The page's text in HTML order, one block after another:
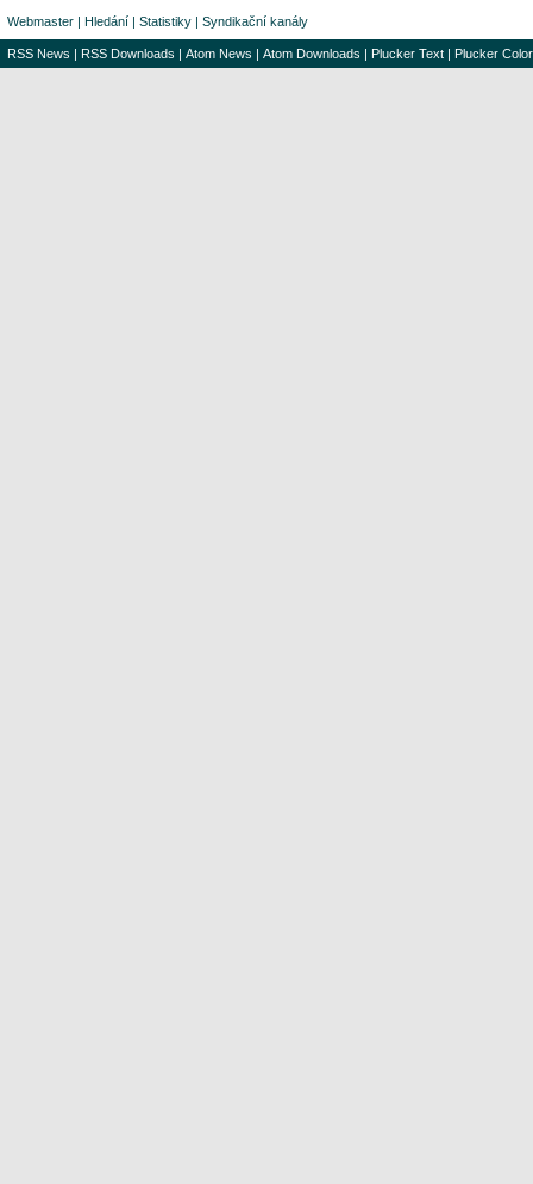
Webmaster | Hledání | Statistiky | Syndikační kanály
RSS News | RSS Downloads | Atom News | Atom Downloads | Plucker Text | Plucker Color